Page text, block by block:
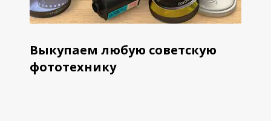
Выкупаем любую советскую
фототехнику